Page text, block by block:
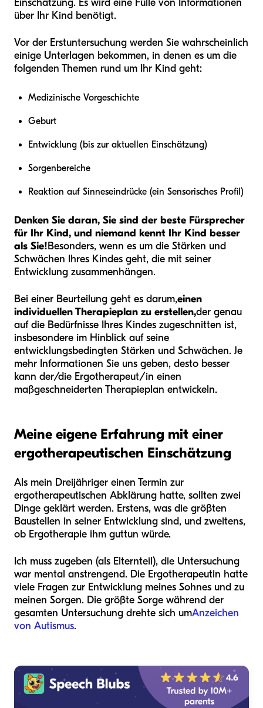
Einschätzung. Es wird eine Fülle von Informationen
über Ihr Kind benötigt.
Vor der Erstuntersuchung werden Sie wahrscheinlich
einige Unterlagen bekommen, in denen es um die
folgenden Themen rund um Ihr Kind geht:
Medizinische Vorgeschichte
Geburt
Entwicklung (bis zur aktuellen Einschätzung)
Sorgenbereiche
Reaktion auf Sinneseindrücke (ein Sensorisches Profil)
Denken Sie daran, Sie sind der beste Fürsprecher
für Ihr Kind, und niemand kennt Ihr Kind besser
als Sie!Besonders, wenn es um die Stärken und
Schwächen Ihres Kindes geht, die mit seiner
Entwicklung zusammenhängen.
Bei einer Beurteilung geht es darum,einen
individuellen Therapieplan zu erstellen,der genau
auf die Bedürfnisse Ihres Kindes zugeschnitten ist,
insbesondere im Hinblick auf seine
entwicklungsbedingten Stärken und Schwächen. Je
mehr Informationen Sie uns geben, desto besser
kann der/die Ergotherapeut/in einen
maßgeschneiderten Therapieplan entwickeln.
Meine eigene Erfahrung mit einer
ergotherapeutischen Einschätzung
Als mein Dreijähriger einen Termin zur
ergotherapeutischen Abklärung hatte, sollten zwei
Dinge geklärt werden. Erstens, was die größten
Baustellen in seiner Entwicklung sind, und zweitens,
ob Ergotherapie ihm guttun würde.
Ich muss zugeben (als Elternteil), die Untersuchung
war mental anstrengend. Die Ergotherapeutin hatte
viele Fragen zur Entwicklung meines Sohnes und zu
meinen Sorgen. Die größte Sorge während der
gesamten Untersuchung drehte sich umAnzeichen
von Autismus.